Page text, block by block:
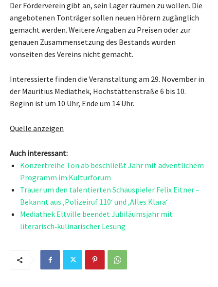
Der Förderverein gibt an, sein Lager räumen zu wollen. Die
angebotenen Tonträger sollen neuen Hörern zugänglich
gemacht werden. Weitere Angaben zu Preisen oder zur
genauen Zusammensetzung des Bestands wurden
vonseiten des Vereins nicht gemacht.
Interessierte finden die Veranstaltung am 29. November in
der Mauritius Mediathek, Hochstättenstraße 6 bis 10.
Beginn ist um 10 Uhr, Ende um 14 Uhr.
Quelle anzeigen
Auch interessant:
Konzertreihe Ton ab beschließt Jahr mit adventlichem
Programm im Kulturforum
Trauer um den talentierten Schauspieler Felix Eitner –
Bekannt aus ‚Polizeiruf 110‘ und ‚Alles Klara‘
Mediathek Eltville beendet Jubiläumsjahr mit
literarisch‑kulinarischer Lesung